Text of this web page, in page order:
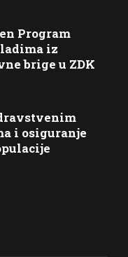
Program
iz
brige u ZDK
i osiguranje